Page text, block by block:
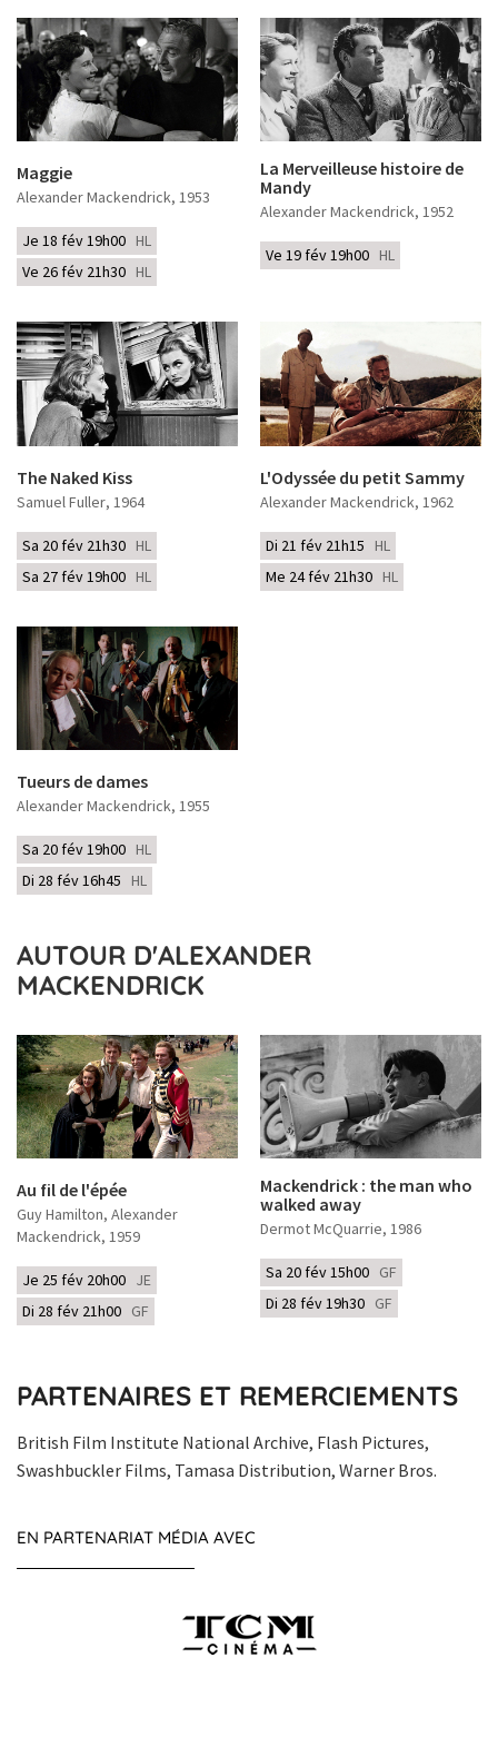
Maggie
Alexander Mackendrick, 1953
Je 18 fév 19h00 HL
Ve 26 fév 21h30 HL
La Merveilleuse histoire de
Mandy
Alexander Mackendrick, 1952
Ve 19 fév 19h00 HL
The Naked Kiss
Samuel Fuller, 1964
Sa 20 fév 21h30 HL
Sa 27 fév 19h00 HL
L'Odyssée du petit Sammy
Alexander Mackendrick, 1962
Di 21 fév 21h15 HL
Me 24 fév 21h30 HL
Tueurs de dames
Alexander Mackendrick, 1955
Sa 20 fév 19h00 HL
Di 28 fév 16h45 HL
AUTOUR D'ALEXANDER
MACKENDRICK
Au fil de l'épée
Guy Hamilton, Alexander
Mackendrick, 1959
Je 25 fév 20h00 JE
Di 28 fév 21h00 GF
Mackendrick : the man who
walked away
Dermot McQuarrie, 1986
Sa 20 fév 15h00 GF
Di 28 fév 19h30 GF
PARTENAIRES ET REMERCIEMENTS
British Film Institute National Archive, Flash Pictures,
Swashbuckler Films, Tamasa Distribution, Warner Bros.
EN PARTENARIAT MÉDIA AVEC